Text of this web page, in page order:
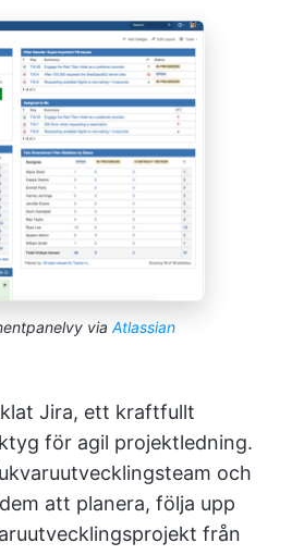
via Atlassian
Jira, ett kraftfullt
för agil projektledning.
och
att planera, följa upp
från